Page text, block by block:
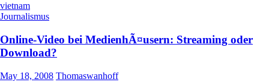
vietnam
Journalismus
Online-Video bei MedienhÃ¤usern: Streaming oder
Download?
May 18, 2008 Thomaswanhoff